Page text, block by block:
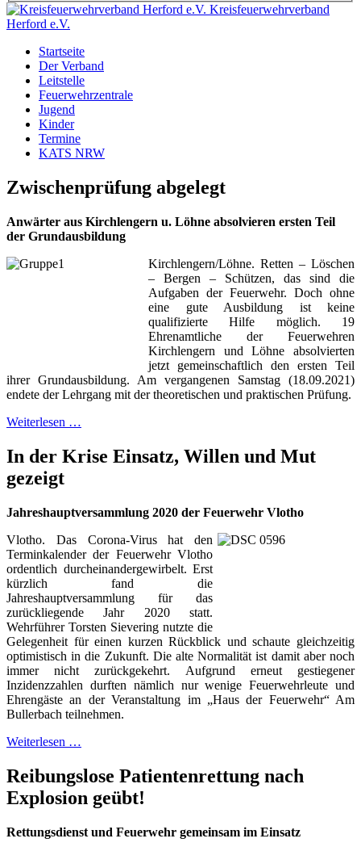
Kreisfeuerwehrverband
Herford e.V.
Startseite
Der Verband
Leitstelle
Feuerwehrzentrale
Jugend
Kinder
Termine
KATS NRW
Zwischenprüfung abgelegt
Anwärter aus Kirchlengern u. Löhne absolvieren ersten Teil
der Grundausbildung
Kirchlengern/Löhne. Retten – Löschen
– Bergen – Schützen, das sind die
Aufgaben der Feuerwehr. Doch ohne
eine gute Ausbildung ist keine
qualifizierte Hilfe möglich. 19
Ehrenamtliche der Feuerwehren
Kirchlengern und Löhne absolvierten
jetzt gemeinschaftlich den ersten Teil
ihrer Grundausbildung. Am vergangenen Samstag (18.09.2021)
endete der Lehrgang mit der theoretischen und praktischen Prüfung.
Weiterlesen …
In der Krise Einsatz, Willen und Mut
gezeigt
Jahreshauptversammlung 2020 der Feuerwehr Vlotho
Vlotho. Das Corona-Virus hat den
Terminkalender der Feuerwehr Vlotho
ordentlich durcheinandergewirbelt. Erst
kürzlich fand die
Jahreshauptversammlung für das
zurückliegende Jahr 2020 statt.
Wehrführer Torsten Sievering nutzte die
Gelegenheit für einen kurzen Rückblick und schaute gleichzeitig
optimistisch in die Zukunft. Die alte Normalität ist damit aber noch
immer nicht zurückgekehrt. Aufgrund erneut gestiegener
Inzidenzzahlen durften nämlich nur wenige Feuerwehrleute und
Ehrengäste an der Veranstaltung im „Haus der Feuerwehr“ Am
Bullerbach teilnehmen.
Weiterlesen …
Reibungslose Patientenrettung nach
Explosion geübt!
Rettungsdienst und Feuerwehr gemeinsam im Einsatz